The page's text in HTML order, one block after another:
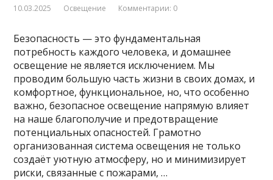
10.03.2025 Освещение Комментарии: 0
Безопасность — это фундаментальная
потребность каждого человека, и домашнее
освещение не является исключением. Мы
проводим большую часть жизни в своих домах, и
комфортное, функциональное, но, что особенно
важно, безопасное освещение напрямую влияет
на наше благополучие и предотвращение
потенциальных опасностей. Грамотно
организованная система освещения не только
создаёт уютную атмосферу, но и минимизирует
риски, связанные с пожарами, …